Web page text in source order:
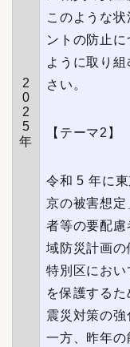
2
0
2
5
年
このような
ントの防止
ように取り
さい。
【テーマ2】
令和 5 年に
京の被害想
者等の要配
域防災計画の
特別区にお
を保護するた
震災対策の強
一方、昨年